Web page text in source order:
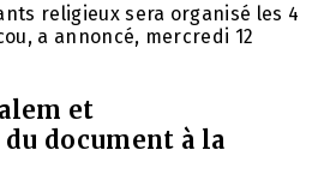
religieux sera organisé les 4
a annoncé, mercredi 12
et
document à la